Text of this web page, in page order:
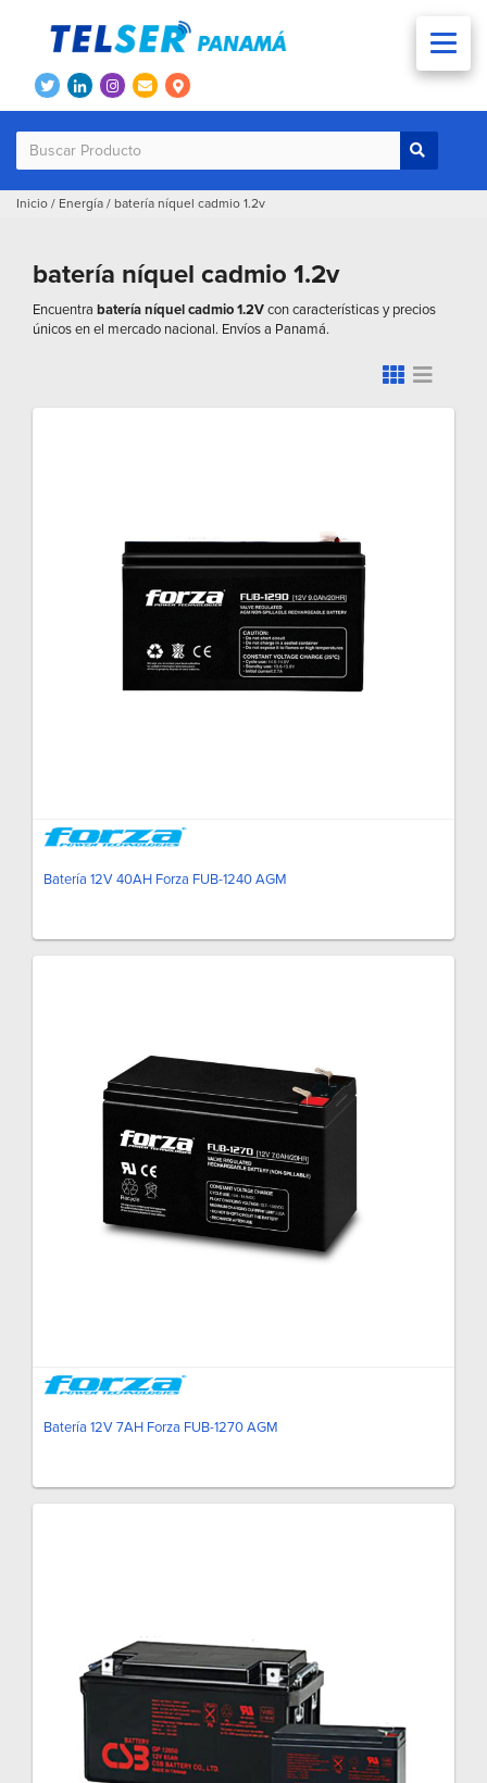
Inicio / Energía / batería níquel cadmio 1.2v
batería níquel cadmio 1.2v
Encuentra batería níquel cadmio 1.2Vcon características y precios
únicos en el mercado nacional. Envíos a Panamá.
Batería 12V 40AH Forza FUB-1240 AGM
Batería 12V 7AH Forza FUB-1270 AGM